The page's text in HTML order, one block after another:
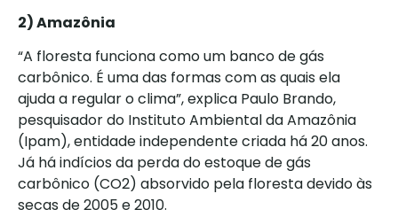
2) Amazônia
“A floresta funciona como um banco de gás
carbônico. É uma das formas com as quais ela
ajuda a regular o clima”, explica Paulo Brando,
pesquisador do Instituto Ambiental da Amazônia
(Ipam), entidade independente criada há 20 anos.
Já há indícios da perda do estoque de gás
carbônico (CO2) absorvido pela floresta devido às
secas de 2005 e 2010.